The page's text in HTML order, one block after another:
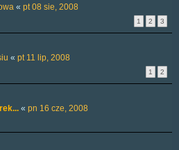
« pt 08 sie, 2008
1 2 3
« pt 11 lip, 2008
1 2
« pn 16 cze, 2008